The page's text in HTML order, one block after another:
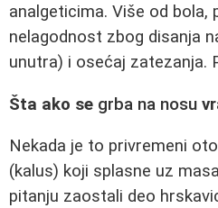
analgeticima. Više od bola,
nelagodnost zbog disanja
unutra) i osećaj zatezanja.
Šta ako se grba na nosu
Nekada je to privremeni
(kalus) koji splasne uz
pitanju zaostali deo